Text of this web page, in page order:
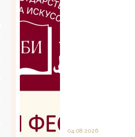
04.08.2026